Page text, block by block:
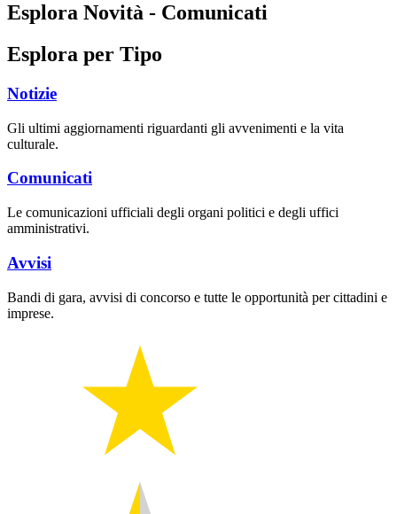
Esplora Novità - Comunicati
Esplora per Tipo
Notizie
Gli ultimi aggiornamenti riguardanti gli avvenimenti e la vita
culturale.
Comunicati
Le comunicazioni ufficiali degli organi politici e degli uffici
amministrativi.
Avvisi
Bandi di gara, avvisi di concorso e tutte le opportunità per cittadini e
imprese.